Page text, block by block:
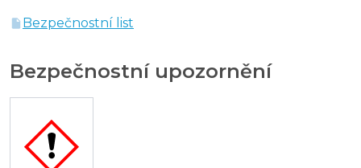
Bezpečnostní list
Bezpečnostní upozornění